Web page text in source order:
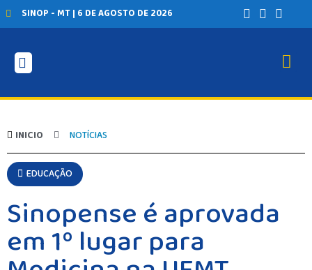
SINOP - MT | 6 DE AGOSTO DE 2026
INICIO NOTÍCIAS
EDUCAÇÃO
Sinopense é aprovada
em 1º lugar para